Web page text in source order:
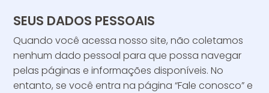
SEUS DADOS PESSOAIS
Quando você acessa nosso site, não coletamos
nenhum dado pessoal para que possa navegar
pelas páginas e informações disponíveis. No
entanto, se você entra na página “Fale conosco” e